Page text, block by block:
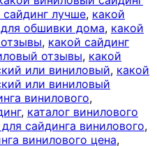
лучше, какой
обшивки дома, какой
, какой сайдинг
отзывы, какой
или виниловый, какой
или виниловый
винилового,
, каталог винилового
сайдинга винилового,
винилового цена,